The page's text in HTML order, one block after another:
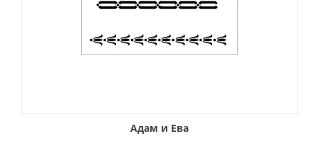
Адам и Ева